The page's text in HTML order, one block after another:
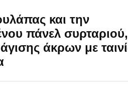
και την
πάνελ συρταριού,
άκρων με